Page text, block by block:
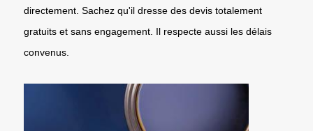
directement. Sachez qu'il dresse des devis totalement
gratuits et sans engagement. Il respecte aussi les délais
convenus.